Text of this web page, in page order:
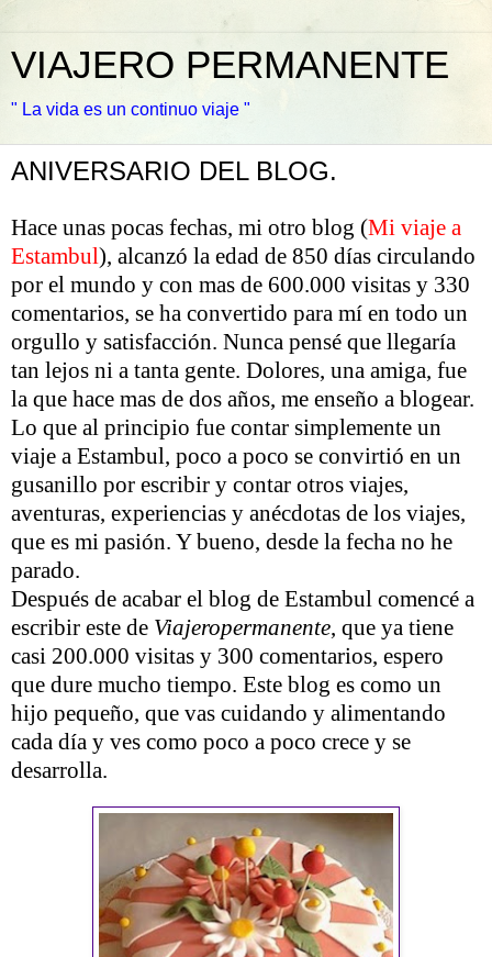
VIAJERO PERMANENTE
" La vida es un continuo viaje "
ANIVERSARIO DEL BLOG.
Hace unas pocas fechas, mi otro blog (Mi viaje a
Estambul), alcanzó la edad de 850 días circulando
por el mundo y con mas de 600.000 visitas y 330
comentarios, se ha convertido para mí en todo un
orgullo y satisfacción. Nunca pensé que llegaría
tan lejos ni a tanta gente. Dolores, una amiga, fue
la que hace mas de dos años, me enseño a blogear.
Lo que al principio fue contar simplemente un
viaje a Estambul, poco a poco se convirtió en un
gusanillo por escribir y contar otros viajes,
aventuras, experiencias y anécdotas de los viajes,
que es mi pasión. Y bueno, desde la fecha no he
parado.
Después de acabar el blog de Estambul comencé a
escribir este de Viajeropermanente, que ya tiene
casi 200.000 visitas y 300 comentarios, espero
que dure mucho tiempo. Este blog es como un
hijo pequeño, que vas cuidando y alimentando
cada día y ves como poco a poco crece y se
desarrolla.